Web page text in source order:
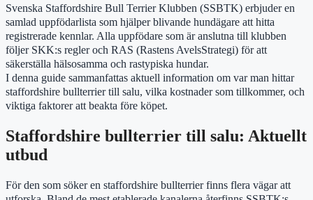
Svenska Staffordshire Bull Terrier Klubben (SSBTK) erbjuder en
samlad uppfödarlista som hjälper blivande hundägare att hitta
registrerade kennlar. Alla uppfödare som är anslutna till klubben
följer SKK:s regler och RAS (Rastens AvelsStrategi) för att
säkerställa hälsosamma och rastypiska hundar.
I denna guide sammanfattas aktuell information om var man hittar
staffordshire bullterrier till salu, vilka kostnader som tillkommer, och
viktiga faktorer att beakta före köpet.
Staffordshire bullterrier till salu: Aktuellt
utbud
För den som söker en staffordshire bullterrier finns flera vägar att